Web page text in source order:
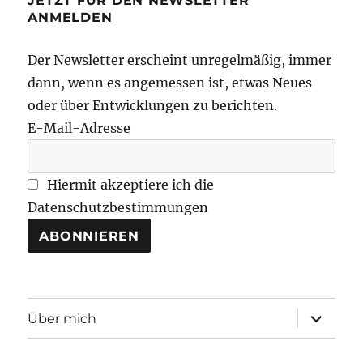
ANMELDEN
Der Newsletter erscheint unregelmäßig, immer
dann, wenn es angemessen ist, etwas Neues
oder über Entwicklungen zu berichten.
E-Mail-Adresse
Hiermit akzeptiere ich die
Datenschutzbestimmungen
Über mich
öffnen